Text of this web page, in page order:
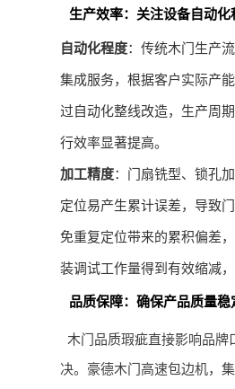
生产效率：关注设备自动
自动化程度：传统木门生产
集成服务，根据客户实际产
过自动化整线改造，生产周
行效率显著提高。
加工精度：门扇铣型、锁孔
定位易产生累计误差，导致
免重复定位带来的累积偏差
装调试工作量得到有效缩减
品质保障：确保产品质量稳
木门品质瑕疵直接影响品
决。豪德木门高速包边机，